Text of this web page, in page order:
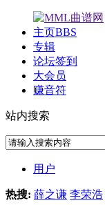
主页BBS
专辑
论坛签到
大会员
赚音符
站内搜索
用户
热搜: 薛之谦 李荣浩